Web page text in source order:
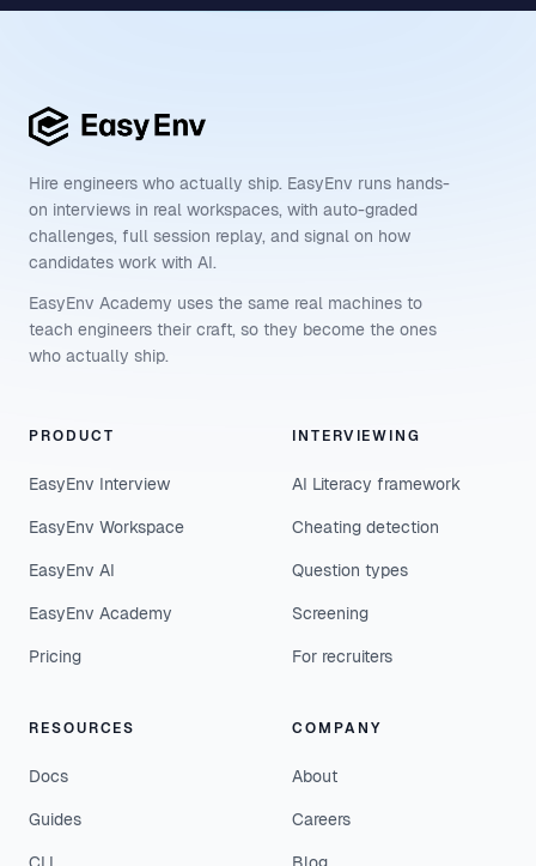
Hire engineers who actually ship. EasyEnv runs hands-
on interviews in real workspaces, with auto-graded
challenges, full session replay, and signal on how
candidates work with AI.
EasyEnv Academy uses the same real machines to
teach engineers their craft, so they become the ones
who actually ship.
PRODUCT
EasyEnv Interview
EasyEnv Workspace
EasyEnv AI
EasyEnv Academy
Pricing
INTERVIEWING
AI Literacy framework
Cheating detection
Question types
Screening
For recruiters
RESOURCES
Docs
Guides
COMPANY
About
Careers